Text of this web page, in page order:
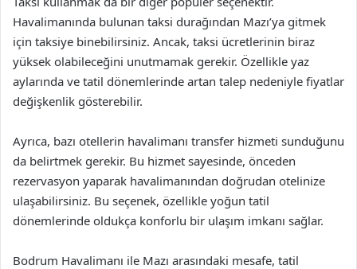
Havalimanında bulunan taksi durağından Mazı’ya gitmek
için taksiye binebilirsiniz. Ancak, taksi ücretlerinin biraz
yüksek olabileceğini unutmamak gerekir. Özellikle yaz
aylarında ve tatil dönemlerinde artan talep nedeniyle fiyatlar
değişkenlik gösterebilir.
Ayrıca, bazı otellerin havalimanı transfer hizmeti sunduğunu
da belirtmek gerekir. Bu hizmet sayesinde, önceden
rezervasyon yaparak havalimanından doğrudan otelinize
ulaşabilirsiniz. Bu seçenek, özellikle yoğun tatil
dönemlerinde oldukça konforlu bir ulaşım imkanı sağlar.
Bodrum Havalimanı ile Mazı arasındaki mesafe, tatil